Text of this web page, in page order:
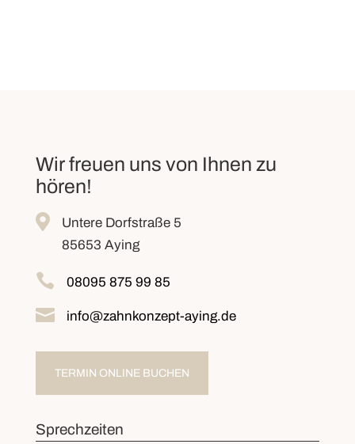
Wir freuen uns von Ihnen zu
hören!

Untere Dorfstraße 5
85653 Aying
 08095 875 99 85
 info@zahnkonzept-aying.de
TERMIN ONLINE BUCHEN
Sprechzeiten